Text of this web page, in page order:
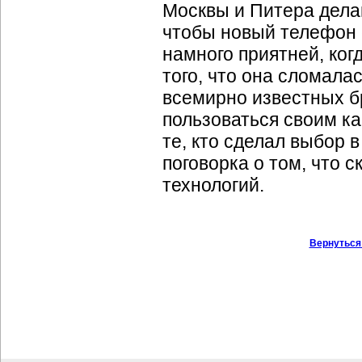
Москвы и Питера
чтобы новый телефон
намного приятней,
того, что она
всемирно известных
пользоваться своим
те, кто сделал выбор
поговорка о том, что
технологий.